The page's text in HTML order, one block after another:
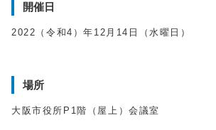
開催日
2022（令和4）年12月14日（水曜日）
場所
大阪市役所P1階（屋上）会議室